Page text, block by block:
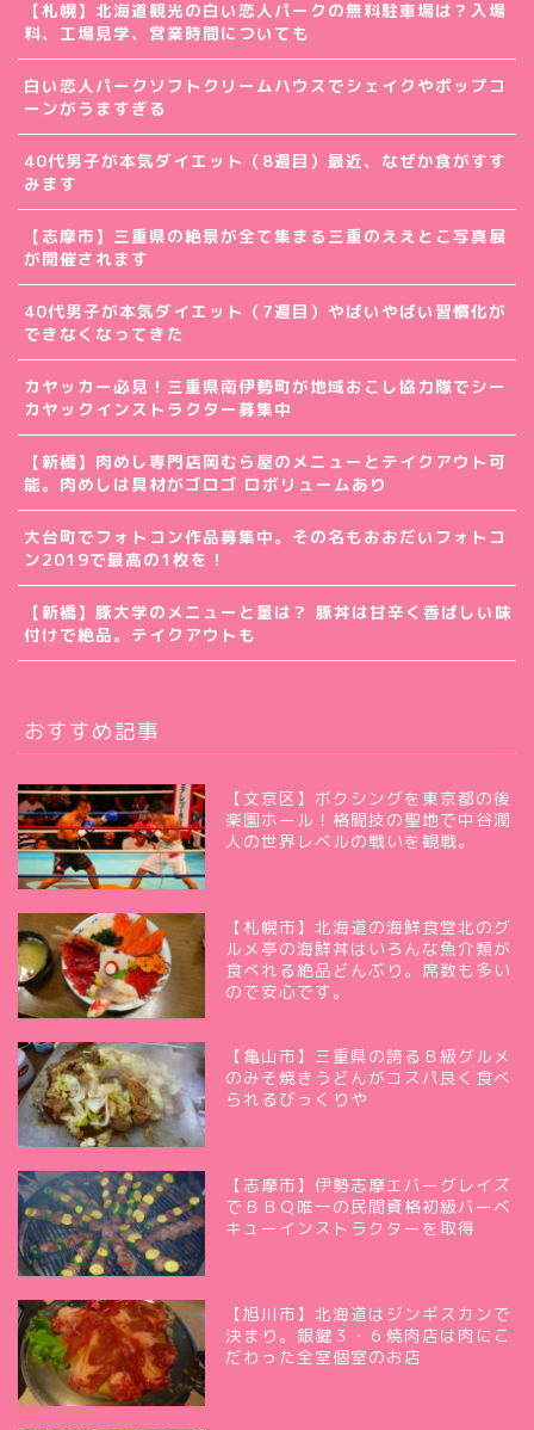
【札幌】北海道観光の白い恋人パークの無料駐車場は？入場
料、工場見学、営業時間についても
白い恋人パークソフトクリームハウスでシェイクやポップコ
ーンがうますぎる
40代男子が本気ダイエット（8週目）最近、なぜか食がすす
みます
【志摩市】三重県の絶景が全て集まる三重のええとこ写真展
が開催されます
40代男子が本気ダイエット（7週目）やばいやばい習慣化が
できなくなってきた
カヤッカー必見！三重県南伊勢町が地域おこし協力隊でシー
カヤックインストラクター募集中
【新橋】肉めし専門店岡むら屋のメニューとテイクアウト可
能。肉めしは具材がゴロゴ ロボリュームあり
大台町でフォトコン作品募集中。その名もおおだいフォトコ
ン2019で最高の1枚を！
【新橋】豚大学のメニューと量は？ 豚丼は甘辛く香ばしい味
付けで絶品。テイクアウトも
おすすめ記事
【文京区】ボクシングを東京都の後
楽園ホール！格闘技の聖地で中谷潤
人の世界レベルの戦いを観戦。
【札幌市】北海道の海鮮食堂北のグ
ルメ亭の海鮮丼はいろんな魚介類が
食べれる絶品どんぶり。席数も多い
ので安心です。
【亀山市】三重県の誇るＢ級グルメ
のみそ焼きうどんがコスパ良く食べ
られるびっくりや
【志摩市】伊勢志摩エバーグレイズ
でＢＢＱ唯一の民間資格初級バーベ
キューインストラクターを取得
【旭川市】北海道はジンギスカンで
決まり。銀鍵３・６焼肉店は肉にこ
だわった全室個室のお店